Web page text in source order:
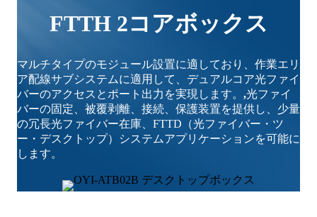
FTTH 2コアボックス
マルチタイプのモジュール設置に適しており、作業エリ
ア配線サブシステムに適用して、デュアルコア光ファイ
バーのアクセスとポート出力を実現します。 ,光ファイ
バーの固定、被覆剥離、接続、保護装置を提供し、少量
の冗長光ファイバー在庫、FTTD（光ファイバー・ツ
ー・デスクトップ）システムアプリケーションを可能に
します。